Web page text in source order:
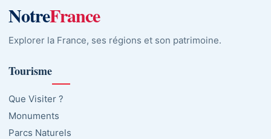
NotreFrance
Explorer la France, ses régions et son patrimoine.
Tourisme
Que Visiter ?
Monuments
Parcs Naturels